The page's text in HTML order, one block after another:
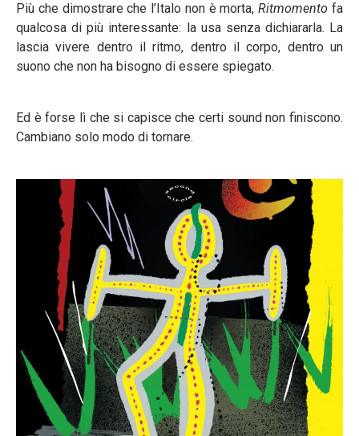
Più che dimostrare che l’Italo non è morta,Ritmomento fa
qualcosa di più interessante: la usa senza dichiararla. La
lascia vivere dentro il ritmo, dentro il corpo, dentro un
suono che non ha bisogno di essere spiegato.
Ed è forse lì che si capisce che certi sound non finiscono.
Cambiano solo modo di tornare.